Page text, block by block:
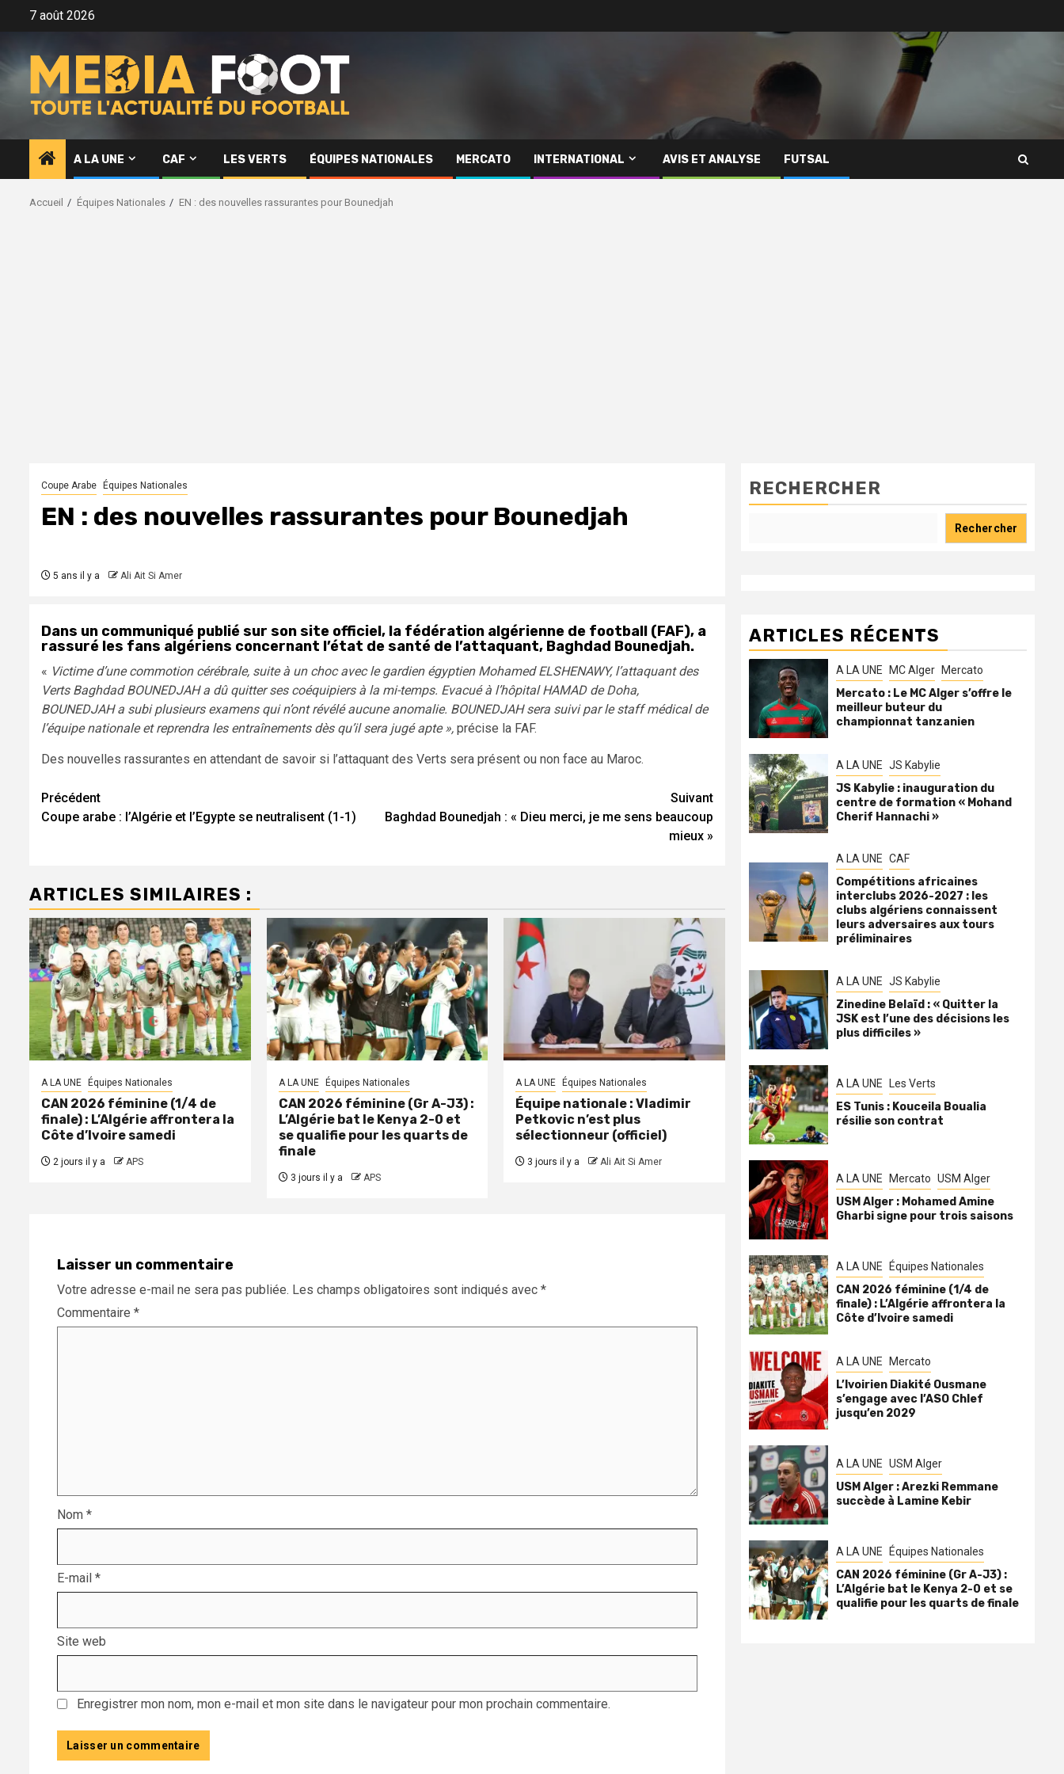
7 août 2026
A LA UNE CAF LES VERTS ÉQUIPES NATIONALES MERCATO INTERNATIONAL AVIS ET ANALYSE FUTSAL
Accueil Équipes Nationales EN : des nouvelles rassurantes pour Bounedjah
Coupe Arabe Équipes Nationales
EN : des nouvelles rassurantes pour Bounedjah
5 ans il y a Ali Ait Si Amer
Dans un communiqué publié sur son site officiel, la fédération algérienne de football (FAF), a
rassuré les fans algériens concernant l’état de santé de l’attaquant, Baghdad Bounedjah.
« Victime d’une commotion cérébrale, suite à un choc avec le gardien égyptien Mohamed ELSHENAWY, l’attaquant des
Verts Baghdad BOUNEDJAH a dû quitter ses coéquipiers à la mi-temps. Evacué à l’hôpital HAMAD de Doha,
BOUNEDJAH a subi plusieurs examens qui n’ont révélé aucune anomalie. BOUNEDJAH sera suivi par le staff médical de
l’équipe nationale et reprendra les entraînements dès qu’il sera jugé apte », précise la FAF.
Des nouvelles rassurantes en attendant de savoir si l’attaquant des Verts sera présent ou non face au Maroc.
Navigation
d’article
Précédent
Coupe arabe : l’Algérie et l’Egypte se neutralisent (1-1)
Suivant
Baghdad Bounedjah : « Dieu merci, je me sens beaucoup
mieux »
ARTICLES SIMILAIRES :
A LA UNE Équipes Nationales
CAN 2026 féminine (1/4 de
finale) : L’Algérie affrontera la
Côte d’Ivoire samedi
2 jours il y a APS
A LA UNE Équipes Nationales
CAN 2026 féminine (Gr A-J3) :
L’Algérie bat le Kenya 2-0 et
se qualifie pour les quarts de
finale
3 jours il y a APS
A LA UNE Équipes Nationales
Équipe nationale : Vladimir
Petkovic n’est plus
sélectionneur (officiel)
3 jours il y a Ali Ait Si Amer
Laisser un commentaire
Votre adresse e-mail ne sera pas publiée. Les champs obligatoires sont indiqués avec *
Commentaire *
Nom *
E-mail *
Site web
Enregistrer mon nom, mon e-mail et mon site dans le navigateur pour mon prochain commentaire.
RECHERCHER
Rechercher
ARTICLES RÉCENTS
A LA UNE MC Alger Mercato
Mercato : Le MC Alger s’offre le
meilleur buteur du
championnat tanzanien
A LA UNE JS Kabylie
JS Kabylie : inauguration du
centre de formation « Mohand
Cherif Hannachi »
A LA UNE CAF
Compétitions africaines
interclubs 2026-2027 : les
clubs algériens connaissent
leurs adversaires aux tours
préliminaires
A LA UNE JS Kabylie
Zinedine Belaïd : « Quitter la
JSK est l’une des décisions les
plus difficiles »
A LA UNE Les Verts
ES Tunis : Kouceila Boualia
résilie son contrat
A LA UNE Mercato USM Alger
USM Alger : Mohamed Amine
Gharbi signe pour trois saisons
A LA UNE Équipes Nationales
CAN 2026 féminine (1/4 de
finale) : L’Algérie affrontera la
Côte d’Ivoire samedi
A LA UNE Mercato
L’Ivoirien Diakité Ousmane
s’engage avec l’ASO Chlef
jusqu’en 2029
A LA UNE USM Alger
USM Alger : Arezki Remmane
succède à Lamine Kebir
A LA UNE Équipes Nationales
CAN 2026 féminine (Gr A-J3) :
L’Algérie bat le Kenya 2-0 et se
qualifie pour les quarts de finale